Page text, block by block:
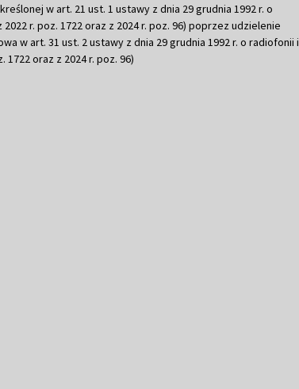
w art. 21 ust. 1 ustawy z dnia 29 grudnia 1992 r. o
r. poz. 1722 oraz z 2024 r. poz. 96) poprzez udzielenie
w art. 31 ust. 2 ustawy z dnia 29 grudnia 1992 r. o radiofonii i
1722 oraz z 2024 r. poz. 96)